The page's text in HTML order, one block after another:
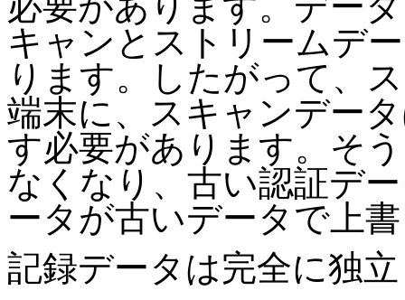
キャンとストリームデ
ります。したがって、
端末に、スキャンデー
す必要があります。そ
なくなり、古い認証デ
ータが古いデータで上
記録データは完全に独